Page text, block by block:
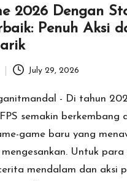
2026 Dengan
Penuh Aksi
July 29, 2026
- Di tahun
semakin berkembang
game baru yang
Untuk para
mendalam dan aksi